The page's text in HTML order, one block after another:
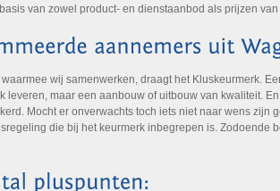
van zowel product- en dienstaanbod als prijzen
wij samenwerken, draagt het Kluskeurmerk.
leveren, maar een aanbouw of uitbouw van kwaliteit.
Mocht er onverwachts toch iets niet naar wens zijn
die bij het keurmerk inbegrepen is. Zodoende